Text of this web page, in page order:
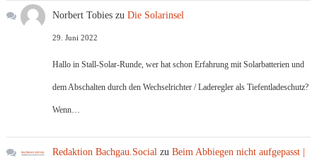
Norbert Tobies zuDie Solarinsel
29. Juni 2022
Hallo in Stall-Solar-Runde, wer hat schon Erfahrung mit Solarbatterien und
dem Abschalten durch den Wechselrichter / Laderegler als Tiefentladeschutz?
Wenn…
Redaktion Bachgau.Social zuBeim Abbiegen nicht aufgepasst |